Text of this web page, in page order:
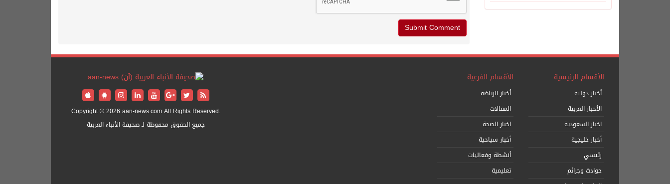
الأقسام الرئيسية
أخبار دولية
الأخبار العربية
اخبار السعودية
أخبار خليجية
رئيسي
حوادث وجرائم
الأقسام الفرعية
أخبار الرياضة
المقالات
اخبار الصحة
أخبار سياحية
أنشطة وفعاليات
تعليمية
Copyright © 2026 aan-news.com All Rights Reserved.
جميع الحقوق محفوظة لـ صحيفة الأنباء العربية